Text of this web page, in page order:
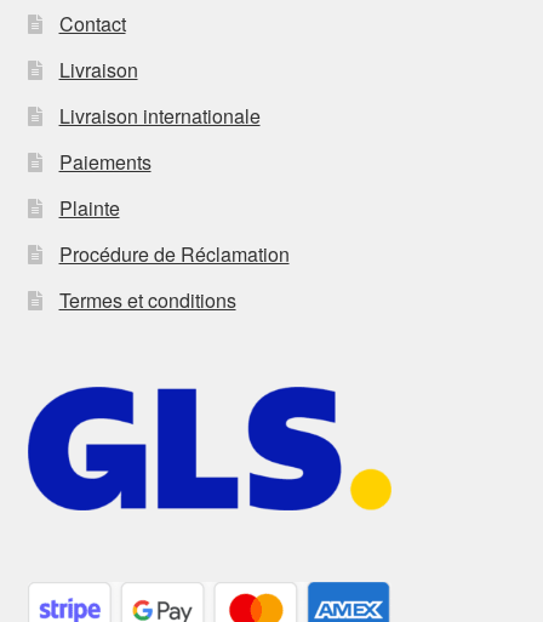
Contact
Livraison
Livraison internationale
Paiements
Plainte
Procédure de Réclamation
Termes et conditions